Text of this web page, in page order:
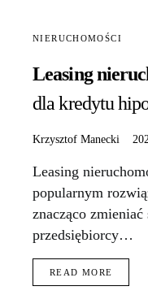
NIERUCHOMOŚCI
Leasing
dla kredytu
Krzysztof Manecki
Leasing
popularnym
znacząco
przedsiębiorcy…
READ MORE